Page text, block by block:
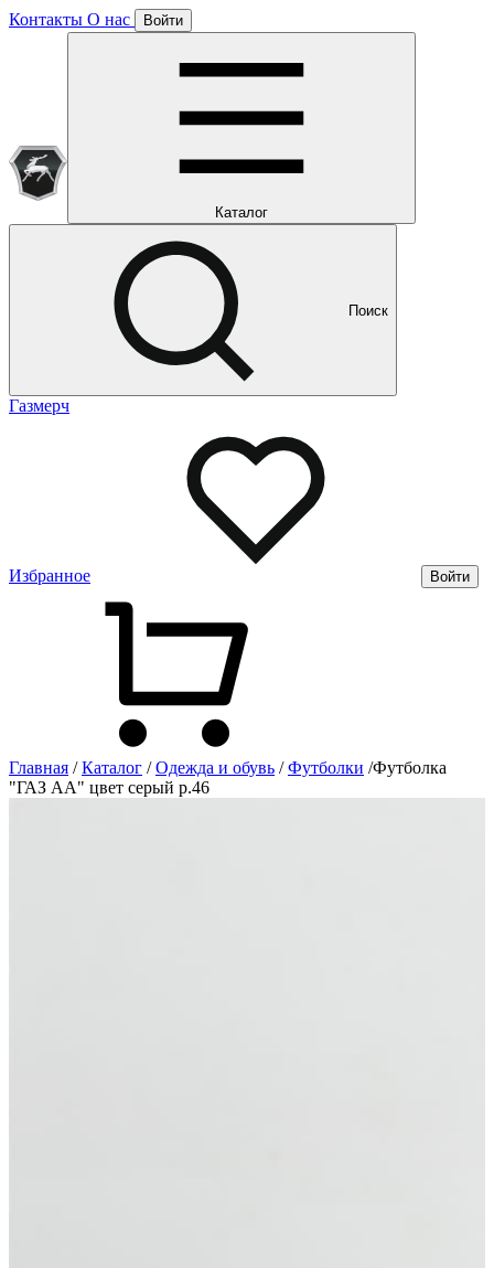
Контакты О нас Войти
Каталог
Поиск
Газмерч
Избранное Войти
Главная / Каталог / Одежда и обувь / Футболки /Футболка
"ГАЗ АА" цвет серый р.46
Отлично!
Подписка уже оформлена